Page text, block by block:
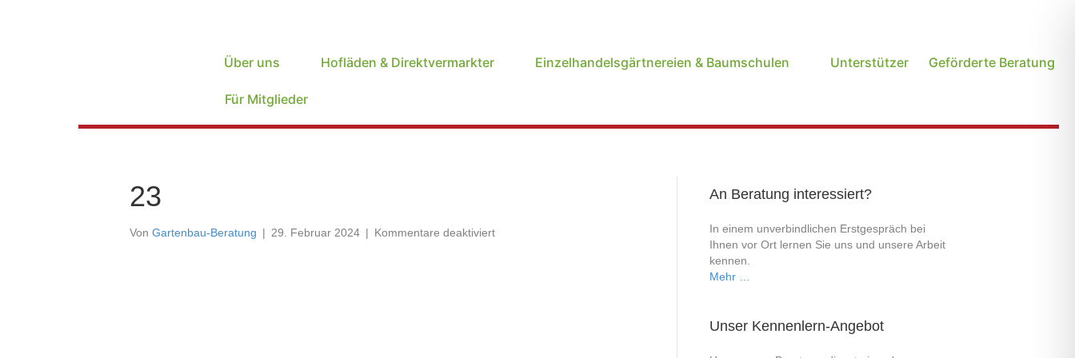
Über uns Hofläden & Direktvermarkter Einzelhandelsgärtnereien & Baumschulen Unterstützer Geförderte Beratung
Für Mitglieder
23
Von Gartenbau-Beratung | 29. Februar 2024 | Kommentare deaktiviertfür
An Beratung interessiert?
In einem unverbindlichen Erstgespräch bei
Ihnen vor Ort lernen Sie uns und unsere Arbeit
kennen.
Mehr …
Unser Kennenlern-Angebot